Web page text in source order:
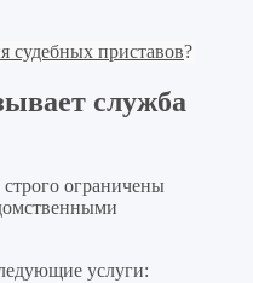
судебных приставов?
служба
ограничены
услуги: